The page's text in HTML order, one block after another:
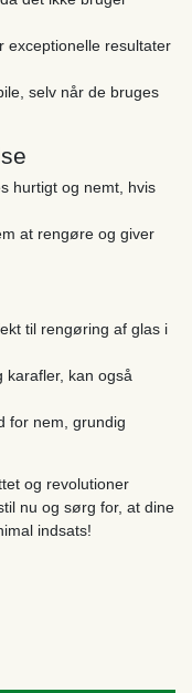
exceptionelle resultater
selv når de bruges
hurtigt og nemt, hvis
at rengøre og giver
til rengøring af glas i
karafler, kan også
for nem, grundig
og revolutioner
nu og sørg for, at dine
indsats!